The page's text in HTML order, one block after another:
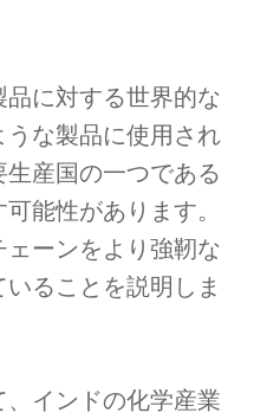
に対する世界的な
な製品に使用され
産国の一つである
能性があります。
ーンをより強靭な
ることを説明しま
インドの化学産業